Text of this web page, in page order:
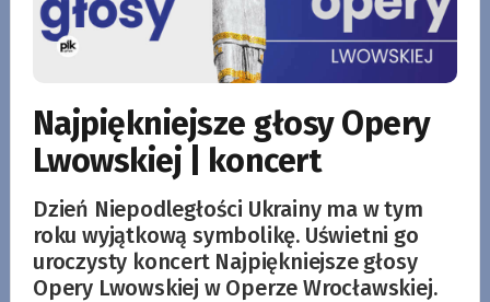
Najpiękniejsze głosy Opery
Lwowskiej | koncert
Dzień Niepodległości Ukrainy ma w tym
roku wyjątkową symbolikę. Uświetni go
uroczysty koncert Najpiękniejsze głosy
Opery Lwowskiej w Operze Wrocławskiej.